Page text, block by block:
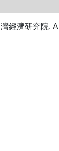
經濟研究院.